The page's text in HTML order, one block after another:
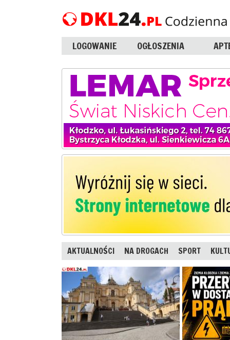
LOGOWANIE OGŁOSZENIA
AKTUALNOŚCI NA DROGACH SPORT